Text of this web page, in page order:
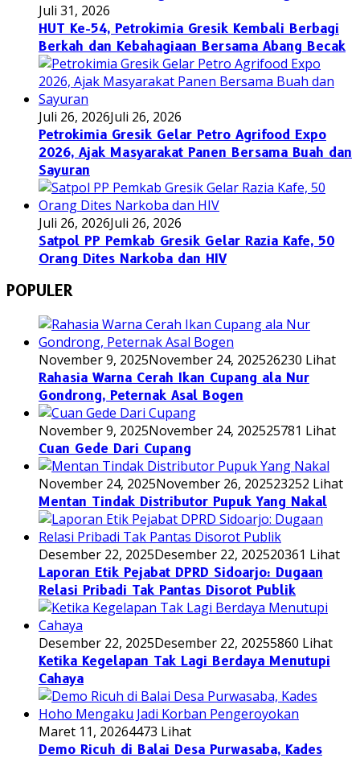
Juli 31, 2026
HUT Ke-54, Petrokimia Gresik Kembali Berbagi
Berkah dan Kebahagiaan Bersama Abang Becak
Juli 26, 2026Juli 26, 2026
Petrokimia Gresik Gelar Petro Agrifood Expo
2026, Ajak Masyarakat Panen Bersama Buah dan
Sayuran
Juli 26, 2026Juli 26, 2026
Satpol PP Pemkab Gresik Gelar Razia Kafe, 50
Orang Dites Narkoba dan HIV
POPULER
November 9, 2025November 24, 202526230 Lihat
Rahasia Warna Cerah Ikan Cupang ala Nur
Gondrong, Peternak Asal Bogen
November 9, 2025November 24, 202525781 Lihat
Cuan Gede Dari Cupang
November 24, 2025November 26, 202523252 Lihat
Mentan Tindak Distributor Pupuk Yang Nakal
Desember 22, 2025Desember 22, 202520361 Lihat
Laporan Etik Pejabat DPRD Sidoarjo: Dugaan
Relasi Pribadi Tak Pantas Disorot Publik
Desember 22, 2025Desember 22, 20255860 Lihat
Ketika Kegelapan Tak Lagi Berdaya Menutupi
Cahaya
Maret 11, 20264473 Lihat
Demo Ricuh di Balai Desa Purwasaba, Kades